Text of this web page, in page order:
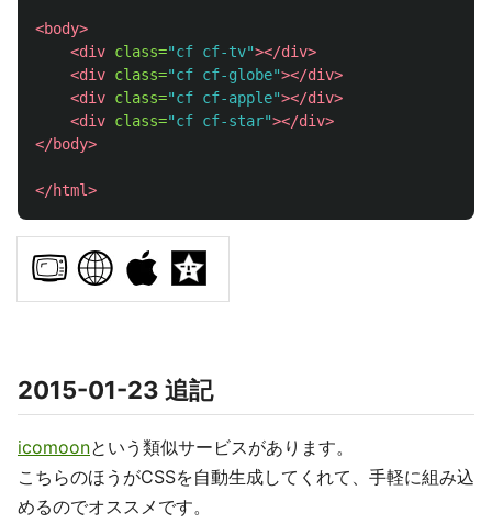
<body>
<div class="cf cf-tv"></div>
<div class="cf cf-globe"></div>
<div class="cf cf-apple"></div>
<div class="cf cf-star"></div>
</body>
</html>
2015-01-23 追記
icomoonという類似サービスがあります。
こちらのほうがCSSを自動生成してくれて、手軽に組み込
めるのでオススメです。